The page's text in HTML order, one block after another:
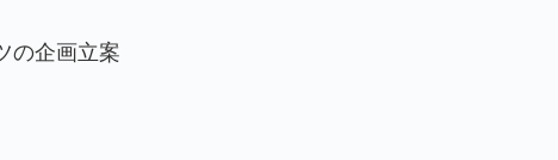
の企画立案